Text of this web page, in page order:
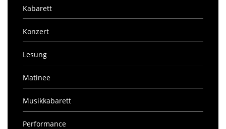
Kabarett
Konzert
Lesung
Matinee
Musikkabarett
Performance